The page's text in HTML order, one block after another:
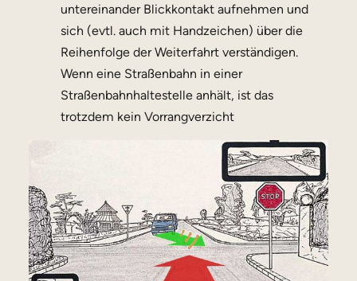
untereinander Blickkontakt aufnehmen und
sich (evtl. auch mit Handzeichen) über die
Reihenfolge der Weiterfahrt verständigen.
Wenn eine Straßenbahn in einer
Straßenbahnhaltestelle anhält, ist das
trotzdem kein Vorrangverzicht